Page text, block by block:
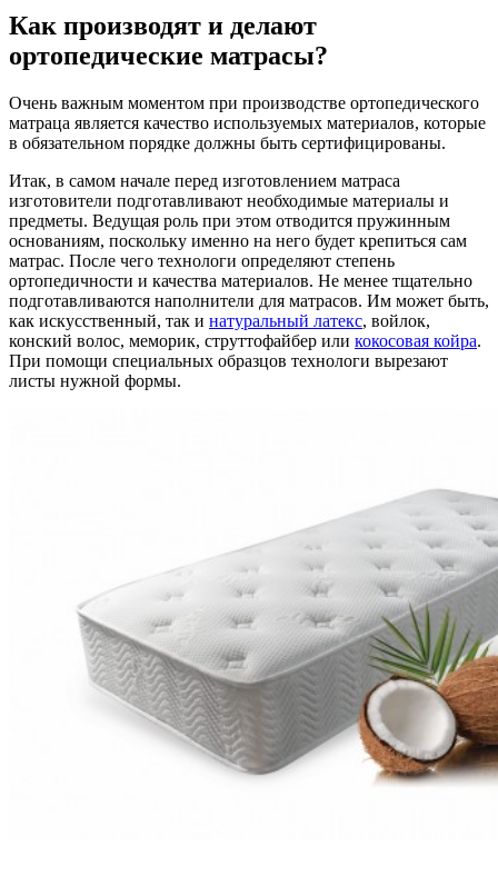
Как производят и делают
ортопедические матрасы?
Очень важным моментом при производстве ортопедического
матраца является качество используемых материалов, которые
в обязательном порядке должны быть сертифицированы.
Итак, в самом начале перед изготовлением матраса
изготовители подготавливают необходимые материалы и
предметы. Ведущая роль при этом отводится пружинным
основаниям, поскольку именно на него будет крепиться сам
матрас. После чего технологи определяют степень
ортопедичности и качества материалов. Не менее тщательно
подготавливаются наполнители для матрасов. Им может быть,
как искусственный, так и натуральный латекс, войлок,
конский волос, меморик, струттофайбер или кокосовая койра.
При помощи специальных образцов технологи вырезают
листы нужной формы.